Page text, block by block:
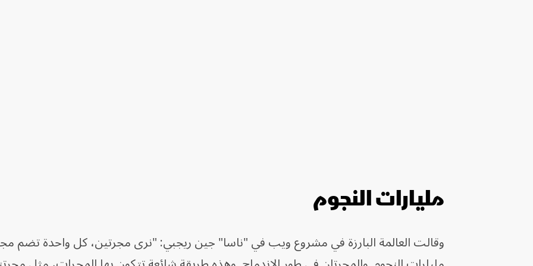
مليارات النجوم
وقالت العالمة البارزة في مشروع ويب في "ناسا" جين ريجبي: "نرى مجرتين، كل واحدة تضم